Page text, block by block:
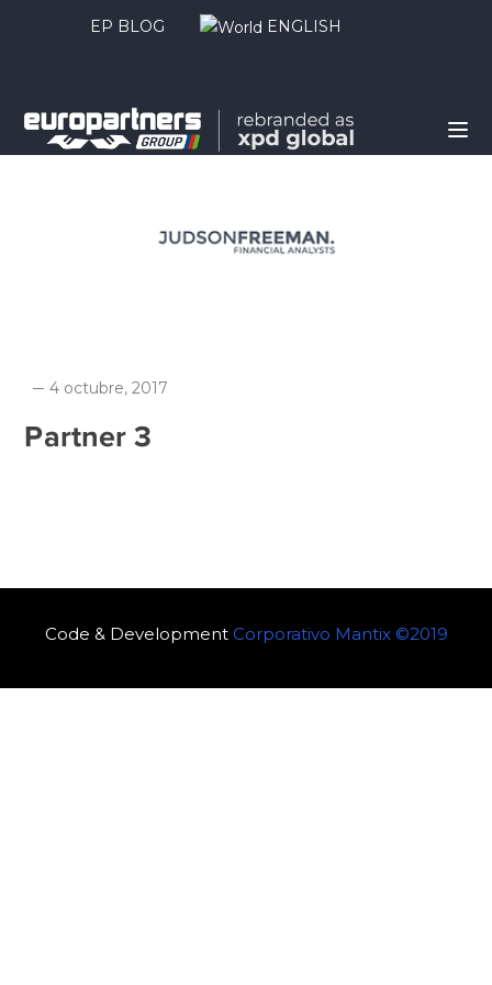
EP BLOG ENGLISH
4 octubre, 2017
Partner 3
Code & Development Corporativo Mantix ©2019